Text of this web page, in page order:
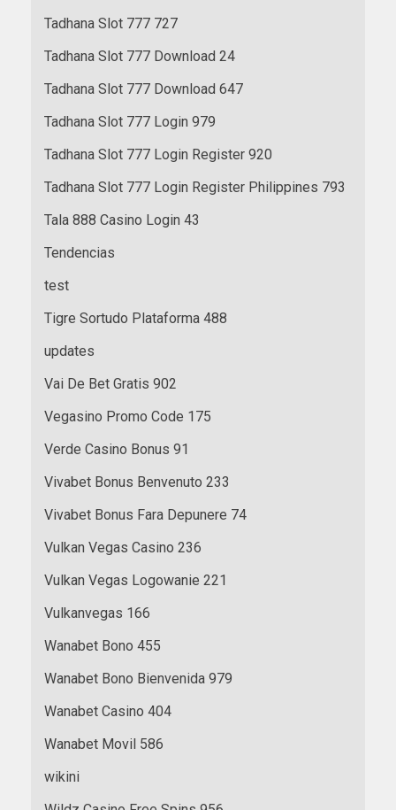
Tadhana Slot 777 727
Tadhana Slot 777 Download 24
Tadhana Slot 777 Download 647
Tadhana Slot 777 Login 979
Tadhana Slot 777 Login Register 920
Tadhana Slot 777 Login Register Philippines 793
Tala 888 Casino Login 43
Tendencias
test
Tigre Sortudo Plataforma 488
updates
Vai De Bet Gratis 902
Vegasino Promo Code 175
Verde Casino Bonus 91
Vivabet Bonus Benvenuto 233
Vivabet Bonus Fara Depunere 74
Vulkan Vegas Casino 236
Vulkan Vegas Logowanie 221
Vulkanvegas 166
Wanabet Bono 455
Wanabet Bono Bienvenida 979
Wanabet Casino 404
Wanabet Movil 586
wikini